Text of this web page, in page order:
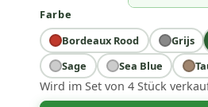
Farbe
Bordeaux Rood
Grijs
Sage
Sea Blue
Wird im Set von 4 Stück